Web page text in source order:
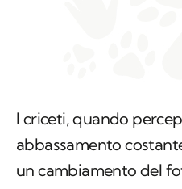
I criceti, quando
abbassamento
un cambiamento del